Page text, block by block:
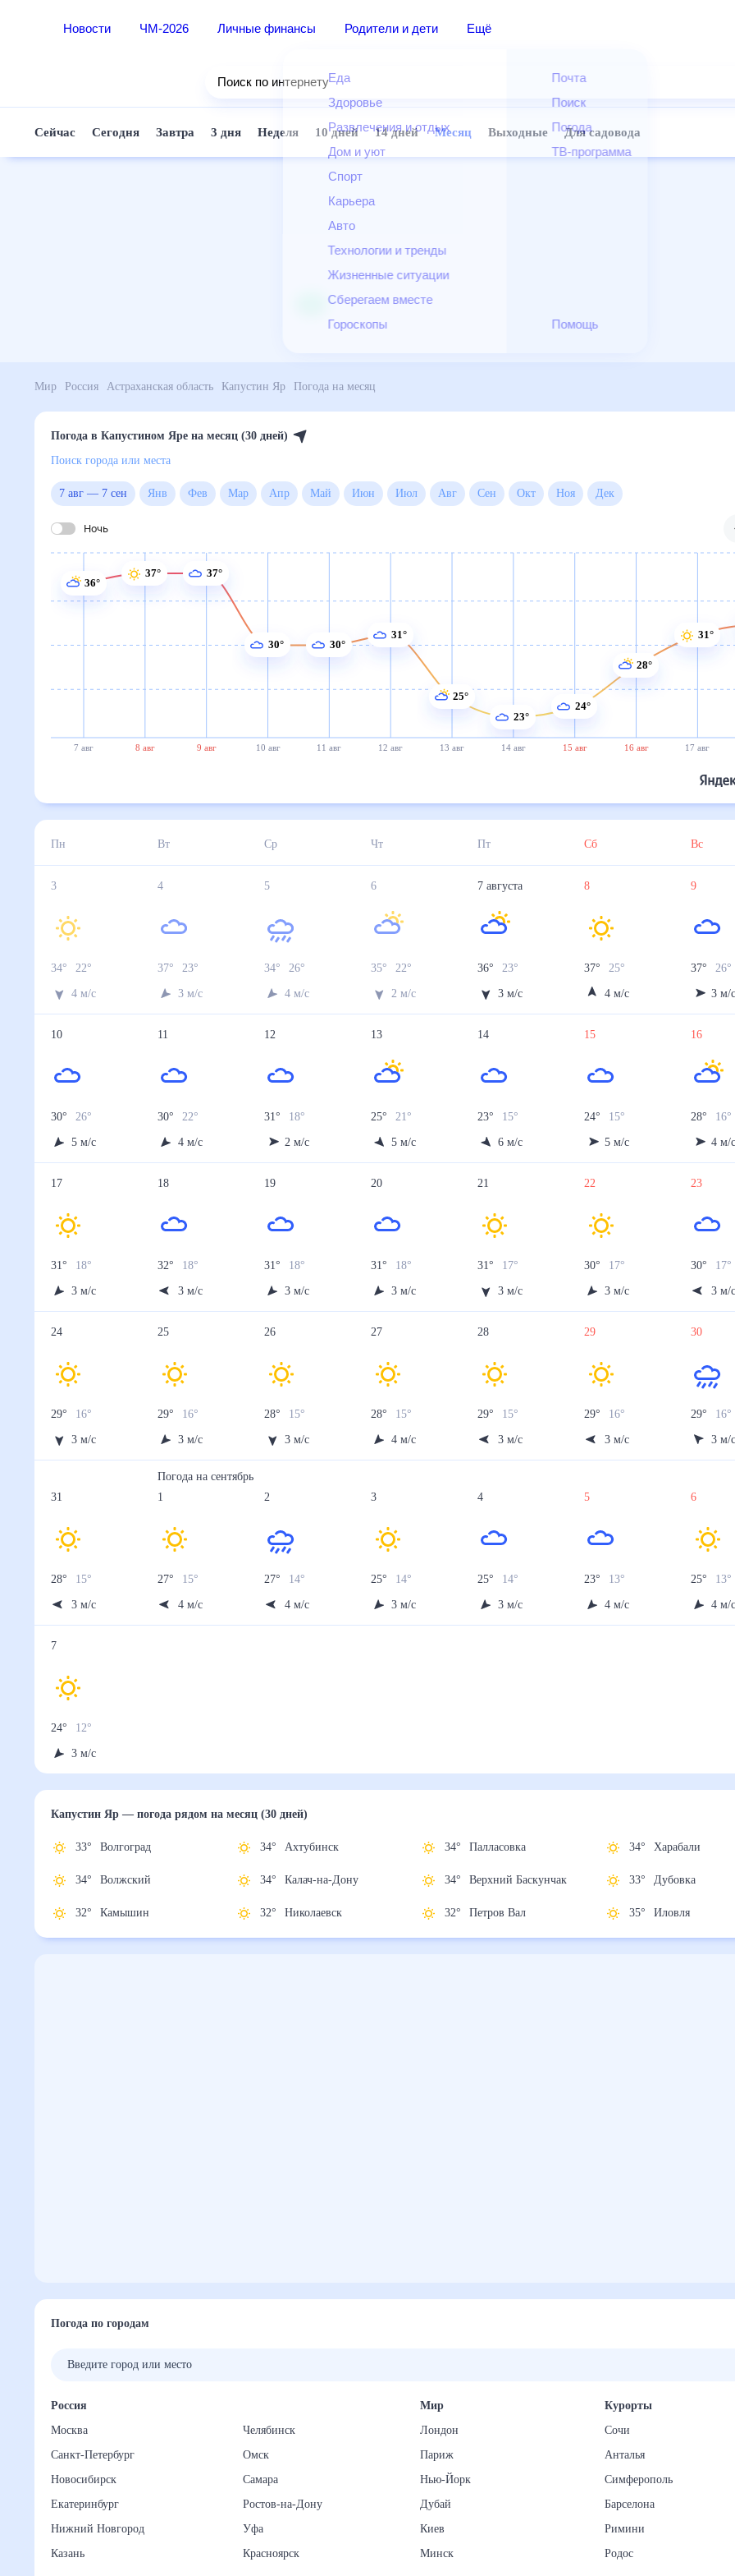
Новости ЧМ-2026 Личные финансы Родители и дети Ещё
Еда
Здоровье
Развлечения и отдых
Дом и уют
Спорт
Карьера
Авто
Технологии и тренды
Жизненные ситуации
Сберегаем вместе
Гороскопы
Почта
Поиск
Погода
ТВ-программа
Помощь
Поиск по интернету
Сейчас Сегодня Завтра 3 дня Неделя 10 дней 14 дней Месяц Выходные Для садовода
Мир Россия Астраханская область Капустин Яр Погода на месяц
Погода в Капустином Яре на месяц (30 дней)
Поиск города или места
7 авг—7 сен Янв Фев Мар Апр Май Июн Июл Авг Сен Окт Ноя
Ночь
7 авг 8 авг 9 авг 10 авг 11 авг 12 авг 13 авг 14 авг 15 авг 16 авг 17 авг
36°
37° 37°
30° 30°
31°
25°
23°
24°
28°
31°
Пн Вт Ср Чт Пт Сб Вс
3
34° 22
4 м/с
4
37° 23°
3 м/с
5
34° 26
4 м/с
6
35° 22°
2 м/с
7 августа
36° 23
3 м/с
8
37° 25°
4 м/с
9
37° 26
3 м/
10
30° 26
5 м/с
11
30° 22
4 м/с
12
31° 18°
2 м/с
13
25° 21°
5 м/с
14
23° 15°
6 м/с
15
24° 15°
5 м/с
16
28° 16°
4 м/
17
31° 18°
3 м/с
18
32° 18°
3 м/с
19
31° 18°
3 м/с
20
31° 18°
3 м/с
21
31° 17°
3 м/с
22
30° 17°
3 м/с
23
30° 17°
3 м/
24
29° 16°
3 м/с
25
29° 16°
3 м/с
26
28° 15°
3 м/с
27
28° 15°
4 м/с
28
29° 15°
3 м/с
29
29° 16°
3 м/с
30
29° 16°
3 м/
31
28° 15°
3 м/с
Погода насентябрь
1
27° 15°
4 м/с
2
27° 14°
4 м/с
3
25° 14°
3 м/с
4
25° 14°
3 м/с
5
23° 13°
4 м/с
6
25° 13°
4 м/
7
24° 12°
3 м/с
Капустин Яр— погода рядомна месяц (30 дней)
33° Волгоград
34° Волжский
32° Камышин
34° Ахтубинск
34° Калач-на-Дону
32° Николаевск
34° Палласовка
34°
Верхний
34° Харабали
33° Дубовка
35° Иловля
Россия
Москва
Санкт-Петербург
Новосибирск
Екатеринбург
Нижний Новгород
Челябинск
Омск
Самара
Ростов-на-Дону
Уфа
Мир
Лондон
Париж
Нью-Йорк
Дубай
Киев
Курорты
Сочи
Анталья
Симферополь
Барселона
Римини